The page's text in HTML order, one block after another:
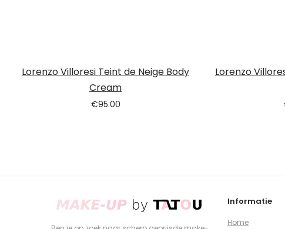
Lorenzo Villoresi Teint de Neige Body
Cream
€95.00
Lorenzo
Informatie
Home